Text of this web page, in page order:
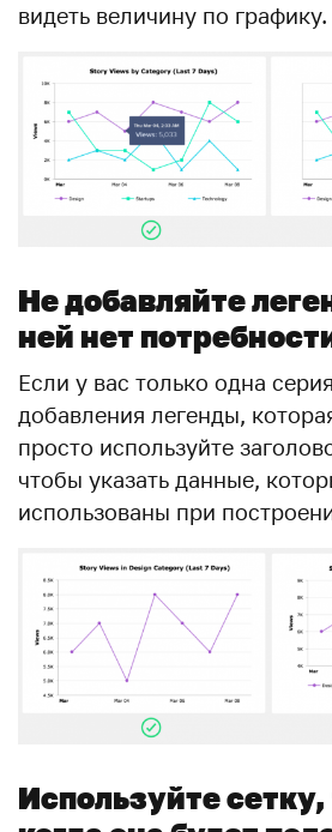
видеть величину по графику.
Не добавляйте
ней нет
Если у вас только одна
добавления легенды,
просто используйте
чтобы указать данные,
использованы при
Используйте сетку,